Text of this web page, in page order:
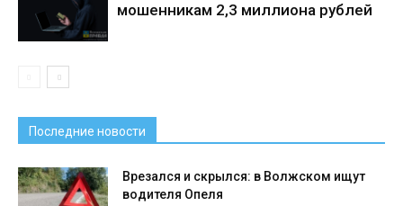
мошенникам 2,3 миллиона рублей
Последние новости
Врезался и скрылся: в Волжском ищут
водителя Опеля